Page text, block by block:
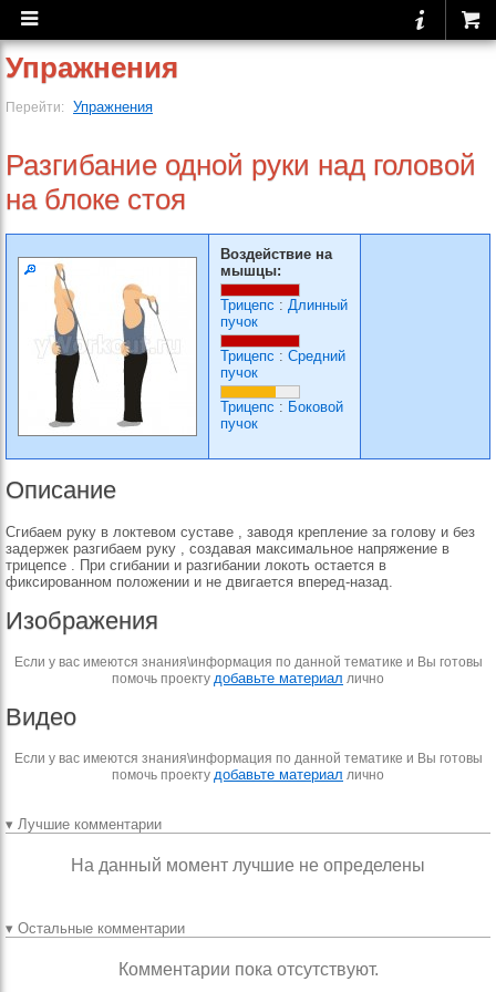
Упражнения
Перейти: Упражнения
Разгибание одной руки над головой
на блоке стоя
Воздействие на
мышцы:
Трицепс : Длинный
пучок
Трицепс : Средний
пучок
Трицепс : Боковой
пучок
Описание
Сгибаем руку в локтевом суставе , заводя крепление за голову и без
задержек разгибаем руку , создавая максимальное напряжение в
трицепсе . При сгибании и разгибании локоть остается в
фиксированном положении и не двигается вперед-назад.
Изображения
Если у вас имеются знания\информация по данной тематике и Вы готовы
помочь проекту добавьте материал лично
Видео
Если у вас имеются знания\информация по данной тематике и Вы готовы
помочь проекту добавьте материал лично
▾ Лучшие комментарии
На данный момент лучшие не определены
▾ Остальные комментарии
Комментарии пока отсутствуют.